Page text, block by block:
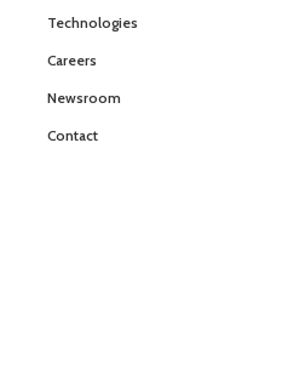
Technologies
Careers
Newsroom
Contact